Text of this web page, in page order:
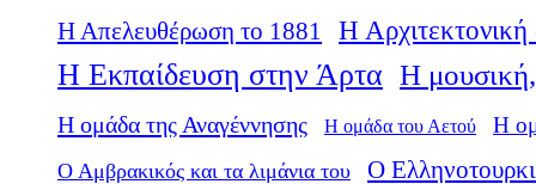
Η Απελευθέρωση το 1881
Η
Η Εκπαίδευση στην Άρτα Η μουσική,
Η ομάδα της Αναγέννησης Η ομάδα του Αετού Η
Ο Αμβρακικός και τα λιμάνια του Ο